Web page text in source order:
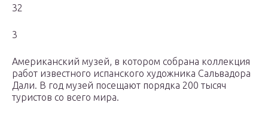
32
3
Американский музей, в котором собрана коллекция
работ известного испанского художника Сальвадора
Дали. В год музей посещают порядка 200 тысяч
туристов со всего мира.